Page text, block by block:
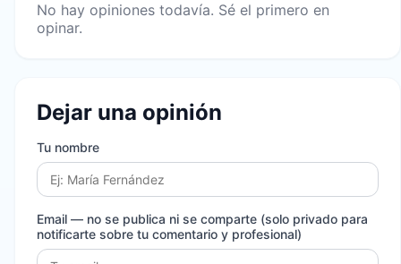
No hay opiniones todavía. Sé el primero en
opinar.
Dejar una opinión
Tu nombre
Email — no se publica ni se comparte (solo privado para
notificarte sobre tu comentario y profesional)